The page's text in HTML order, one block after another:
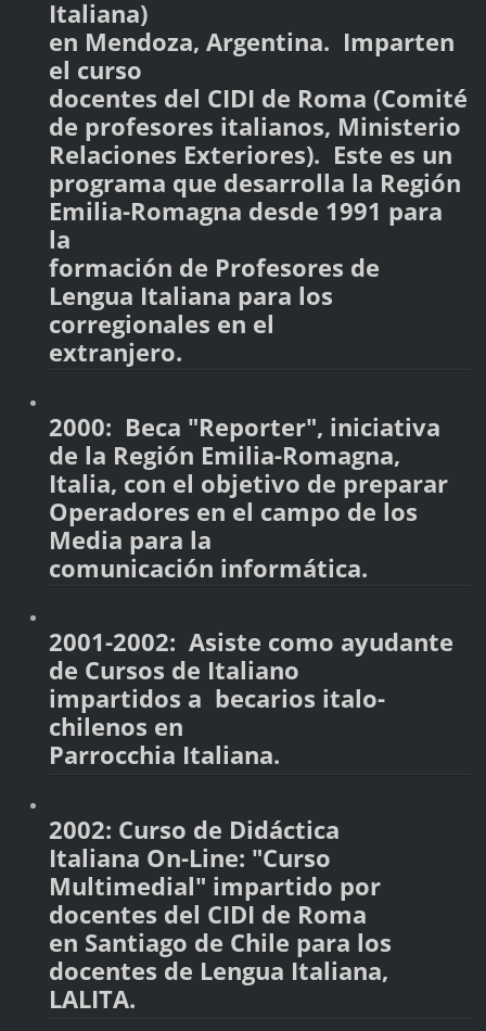
Italiana)
en Mendoza, Argentina. Imparten
el curso
docentes del CIDI de Roma (Comité
de profesores italianos, Ministerio
Relaciones Exteriores). Este es un
programa que desarrolla la Región
Emilia-Romagna desde 1991 para
la
formación de Profesores de
Lengua Italiana para los
corregionales en el
extranjero.
2000: Beca "Reporter", iniciativa
de la Región Emilia-Romagna,
Italia, con el objetivo de preparar
Operadores en el campo de los
Media para la
comunicación informática.
2001-2002: Asiste como ayudante
de Cursos de Italiano
impartidos a becarios italo-
chilenos en
Parrocchia Italiana.
2002: Curso de Didáctica
Italiana On-Line: "Curso
Multimedial" impartido por
docentes del CIDI de Roma
en Santiago de Chile para los
docentes de Lengua Italiana,
LALITA.